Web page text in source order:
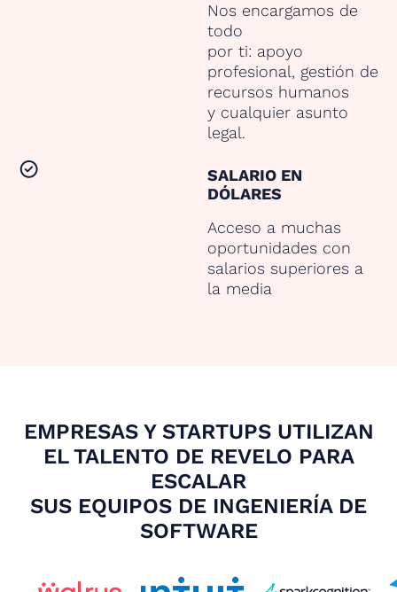
Nos encargamos de
todo
por ti: apoyo
profesional, gestión de
recursos humanos
y cualquier asunto
legal.
SALARIO EN
DÓLARES
Acceso a muchas
oportunidades con
salarios superiores a
la media
EMPRESAS Y STARTUPS UTILIZAN
EL TALENTO DE REVELO PARA
ESCALAR
SUS EQUIPOS DE INGENIERÍA DE
SOFTWARE